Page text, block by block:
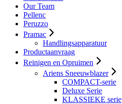
Our Team
Pellenc
Peruzzo
Pramac
Handlingsapparatuur
Productaanvraag
Reinigen en Opruimen
Ariens Sneeuwblazer
COMPACT-serie
Deluxe Serie
KLASSIEKE serie